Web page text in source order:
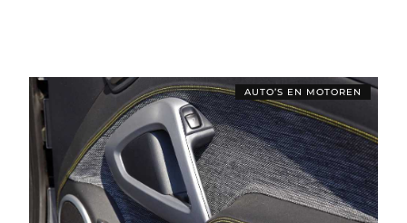
AUTO’S EN MOTOREN